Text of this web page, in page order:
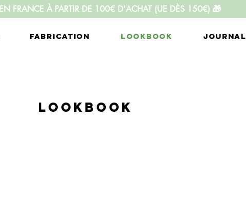
EN FRANCE À PARTIR DE 100€ D'ACHAT (UE DÈS 150€) 🎁
FABRICATION LOOKBOOK JOURNAL
LOOKBOOK